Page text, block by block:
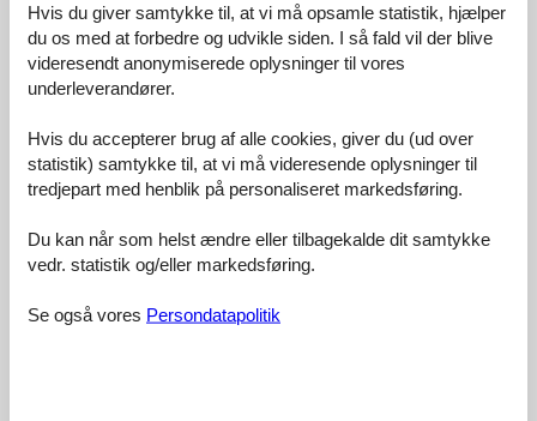
4,3
2,4
Wenn man mal „ wie um 1900“ übernachten möchte, ist man in
diesem Haus richtig. Die Besitzer haben offenkundig eine
Leidenschaft für alte Möbel - und fürs Sammeln im Allgemeinen
schlecht - wenn man es mag. Hier sind alle Schlafzimmer und das“
Hvis du giver samtykke til, at vi må opsamle statistik, hjælper
du os med at forbedre og udvikle siden. I så fald vil der blive
videresendt anonymiserede oplysninger til vores
underleverandører.
Hvis du accepterer brug af alle cookies, giver du (ud over
statistik) samtykke til, at vi må videresende oplysninger til
tredjepart med henblik på personaliseret markedsføring.
Du kan når som helst ændre eller tilbagekalde dit samtykke
vedr. statistik og/eller markedsføring.
Se også vores Persondatapolitik